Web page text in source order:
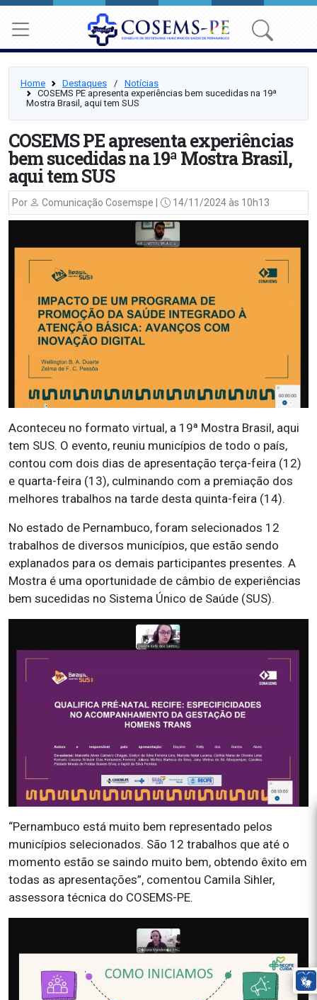
Home Destaques ⠀/⠀ Notícias
COSEMS PE apresenta experiências bem sucedidas na 19ª
Mostra Brasil, aqui tem SUS
COSEMS PE apresenta experiências
bem sucedidas na 19ª Mostra Brasil,
aqui tem SUS
Por Comunicação Cosemspe | 14/11/2024 às 10h13
Aconteceu no formato virtual, a 19ª Mostra Brasil, aqui
tem SUS. O evento, reuniu municípios de todo o país,
contou com dois dias de apresentação terça-feira (12)
e quarta-feira (13), culminando com a premiação dos
melhores trabalhos na tarde desta quinta-feira (14).
No estado de Pernambuco, foram selecionados 12
trabalhos de diversos municípios, que estão sendo
explanados para os demais participantes presentes. A
Mostra é uma oportunidade de câmbio de experiências
bem sucedidas no Sistema Único de Saúde (SUS).
“Pernambuco está muito bem representado pelos
municípios selecionados. São 12 trabalhos que até o
momento estão se saindo muito bem, obtendo êxito em
todas as apresentações”, comentou Camila Sihler,
assessora técnica do COSEMS-PE.